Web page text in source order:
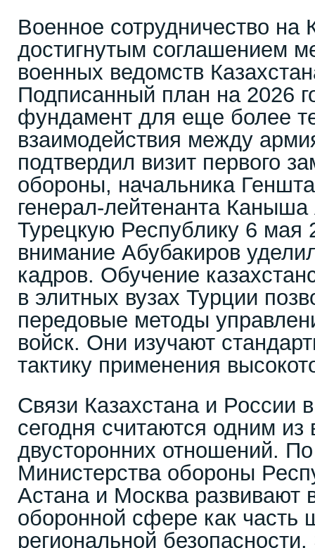
Военное сотрудничество на
достигнутым соглашением
военных ведомств
Подписанный план на 2026
фундамент для еще более
взаимодействия между
подтвердил визит первого
обороны, начальника
генерал-лейтенанта
Турецкую Республику 6 мая
внимание Абубакиров
кадров. Обучение
в элитных вузах Турции
передовые методы
войск. Они изучают
тактику применения
Связи Казахстана и России
сегодня считаются одним
двусторонних отношений.
Министерства обороны
Астана и Москва развивают
оборонной сфере как часть
региональной